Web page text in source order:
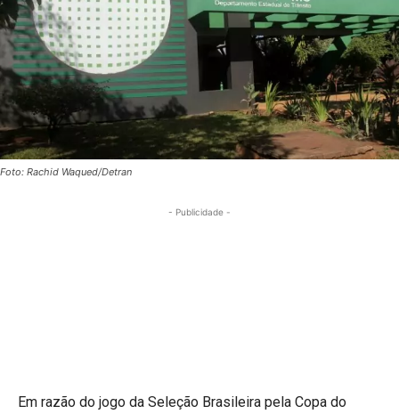
Foto: Rachid Waqued/Detran
- Publicidade -
Em razão do jogo da Seleção Brasileira pela Copa do